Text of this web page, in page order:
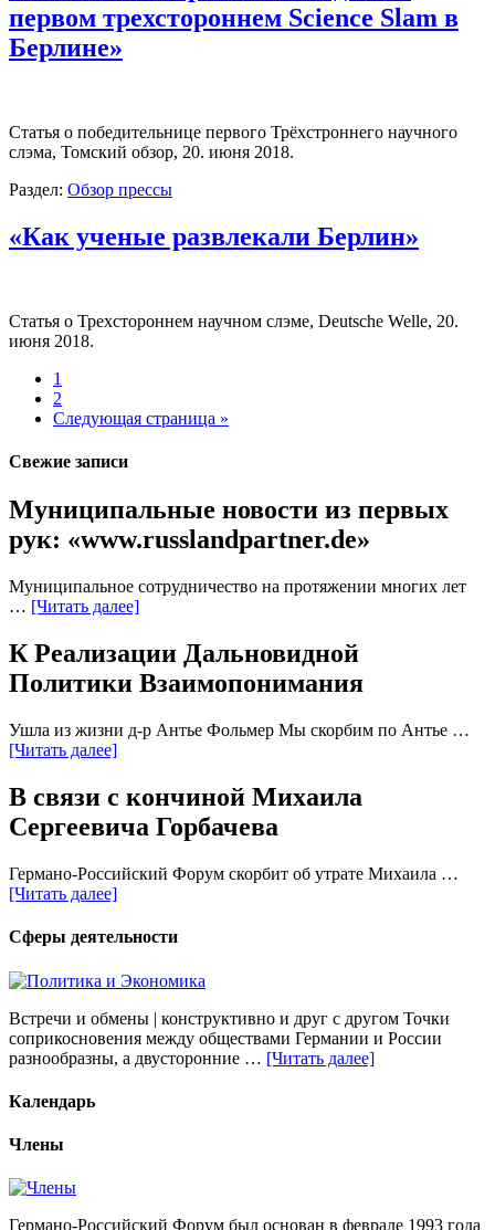
первом трехстороннем Science Slam в
Берлине»
Статья о победительнице первого Трёхстроннего научного
слэма, Томский обзор, 20. июня 2018.
Раздел: Обзор прессы
«Как ученые развлекали Берлин»
Статья о Трехстороннем научном слэме, Deutsche Welle, 20.
июня 2018.
1
2
Следующая страница »
Свежие записи
Муниципальные новости из первых
рук: «www.russlandpartner.de»
Муниципальное сотрудничество на протяжении многих лет
… [Читать далее]
К Реализации Дальновидной
Политики Взаимопонимания
Ушла из жизни д-р Антье Фольмер Мы скорбим по Антье …
[Читать далее]
В связи с кончиной Михаила
Сергеевича Горбачева
Германо-Российский Форум скорбит об утрате Михаила …
[Читать далее]
Сферы деятельности
Встречи и обмены | конструктивно и друг с другом Точки
соприкосновения между обществами Германии и России
разнообразны, а двусторонние … [Читать далее]
Календарь
Члены
Германо-Российский Форум был основан в феврале 1993 года